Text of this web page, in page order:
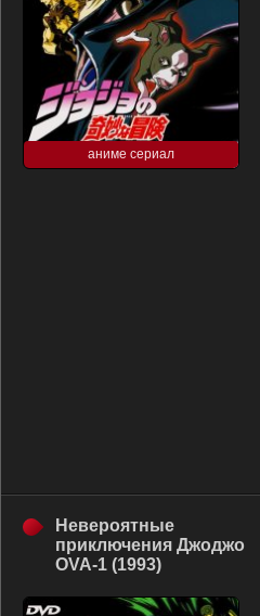
аниме сериал
Невероятные
приключения Джоджо
OVA-1 (1993)